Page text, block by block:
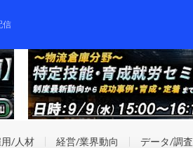
信
用/人材 経営/業界動向 データ/調査